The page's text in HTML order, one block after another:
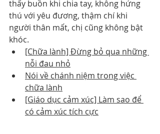
thấy buồn khi chia tay, không hứng
thú với yêu đương, thậm chí khi
người thân mất, chị cũng không bật
khóc.
[Chữa lành] Đừng bỏ qua những
nỗi đau nhỏ
Nói về chánh niệm trong việc
chữa lành
[Giáo dục cảm xúc] Làm sao để
có cảm xúc tích cực